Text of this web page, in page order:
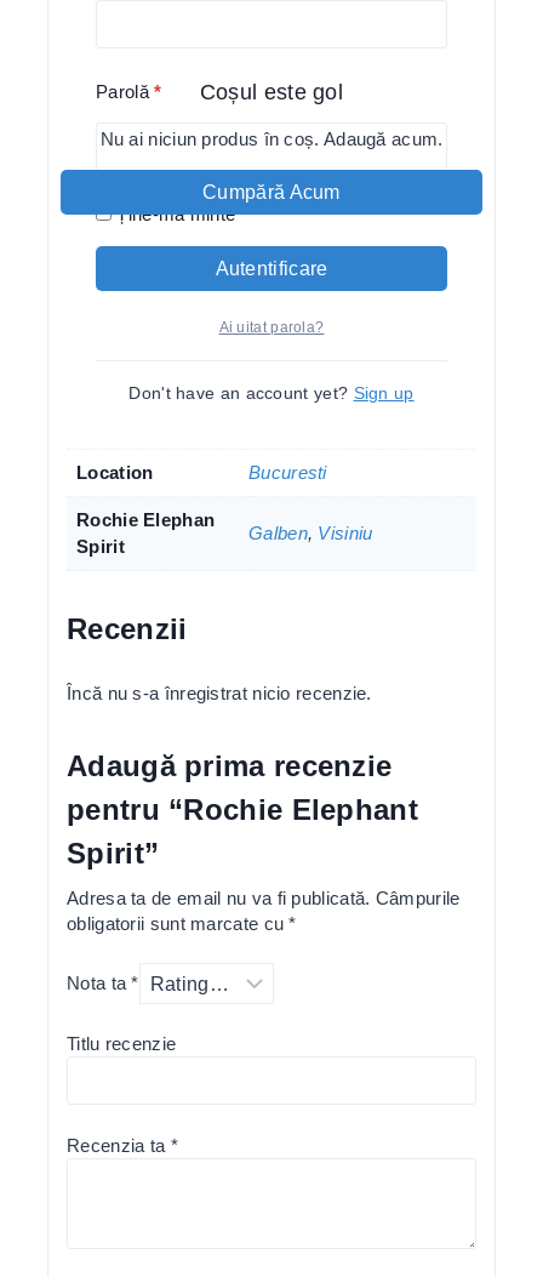
te simti perfect!
Daca vrei sa prelungesti viata produsul pe care-l
achizitonezi de la noi, trebuie sa stii urmatoarele:
-se spala in apa rece
-sa scutura bine inainte de-a se pune la uscat
-inalbitorii nu sunt bineveniti, evita-i!
Location Bucuresti
Rochie Elephan
Spirit
Galben, Visiniu
Recenzii
Încă nu s-a înregistrat nicio recenzie.
Adaugă prima recenzie
pentru “Rochie Elephant
Spirit”
Adresa ta de email nu va fi publicată. Câmpurile
obligatorii sunt marcate cu*
Nota ta*
Titlu recenzie
Recenzia ta *
Parolă*
Ține-mă minte
Autentificare
Ai uitat parola?
Don't have an account yet? Sign up
Coșul este gol
Nu ai niciun produs în coș. Adaugă acum.
Cumpără Acum